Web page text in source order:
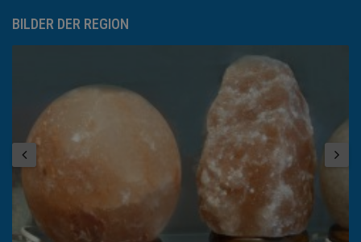
BILDER DER REGION